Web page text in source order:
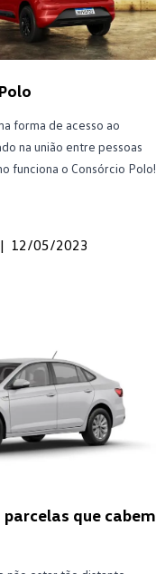
forma de acesso ao
na união entre pessoas
funciona o Consórcio Polo!
| 12/05/2023
que cabem